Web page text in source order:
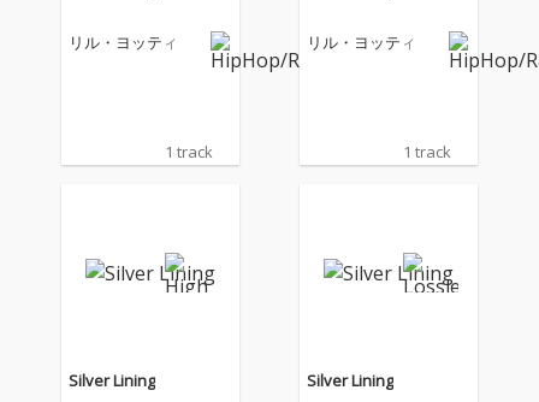
リル・ヨッティ
1 track
リル・ヨッティ
1 track
Silver Lining Silver Lining